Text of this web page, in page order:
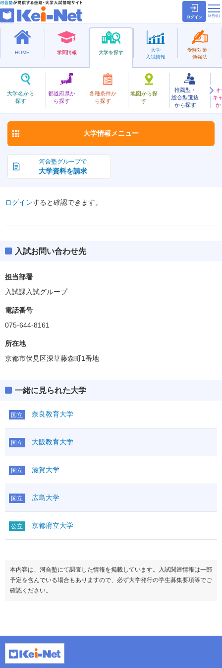
ログイン
HOME 学問情報 大学を探す
大学名から
探す
都道府県か
ら探す
各種条件か
ら探す
地図から探
す
推薦型・
総合型選抜
から探す
キ
か
大学
入試情報
受験対策・
勉強法
国立
きょうときょういく
京都教育大学 お気に入り
河合塾グループで
大学資料を請求
大学情報 メニュー
ログインすると確認できます。
入試お問い合わせ先
担当部署
入試課入試グループ
電話番号
075-644-8161
所在地
京都市伏見区深草藤森町1番地
一緒に見られた大学
国立 奈良教育大学
国立 大阪教育大学
国立 滋賀大学
国立 広島大学
公立 京都府立大学
本内容は、河合塾にて調査した情報を掲載しています。入試関連情報は一部
予定を含んでいる場合もありますので、必ず大学発行の学生募集要項等でご
確認ください。